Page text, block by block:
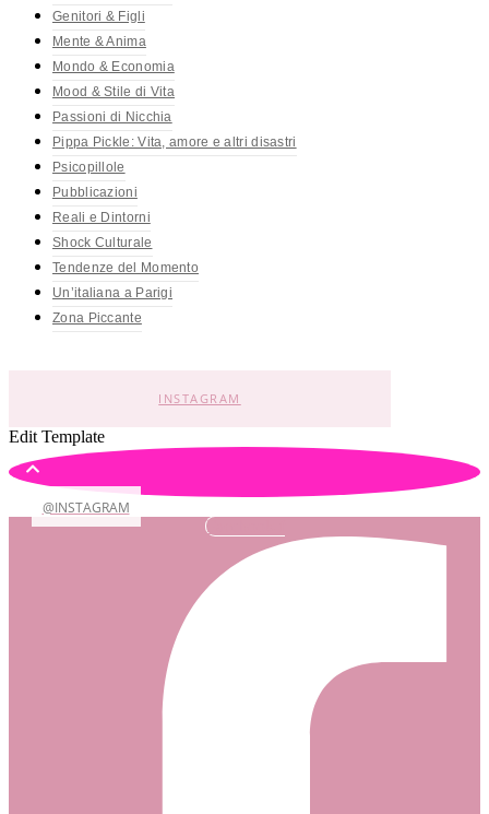
Genitori & Figli
Mente & Anima
Mondo & Economia
Mood & Stile di Vita
Passioni di Nicchia
Pippa Pickle: Vita, amore e altri disastri
Psicopillole
Pubblicazioni
Reali e Dintorni
Shock Culturale
Tendenze del Momento
Un’italiana a Parigi
Zona Piccante
INSTAGRAM
Edit Template
@INSTAGRAM
Facebook-f